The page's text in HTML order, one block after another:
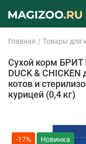
Главная Товары для
Сухой корм БРИТ
DUCK &
котов и
курицей (0,4 кг)
-17%